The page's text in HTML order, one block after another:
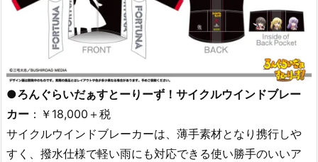
●ろんぐらいだぁすとーりーず！サイクルウインドブレー
カー ：￥18,000＋税
サイクルウインドブレーカーは、薄手素材となり携行しや
すく、撥水仕様で軽い雨にも対応できる使い勝手のいいア